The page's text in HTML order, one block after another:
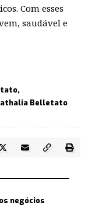
Com esses
saudável e
Belletato
negócios